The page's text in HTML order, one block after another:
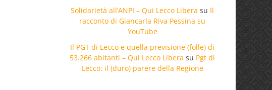
Solidarietà all’ANPI – Qui Lecco Libera su Il
racconto di Giancarla Riva Pessina su
YouTube
Il PGT di Lecco e quella previsione (folle) di
53.266 abitanti – Qui Lecco Libera su Pgt di
Lecco: il (duro) parere della Regione